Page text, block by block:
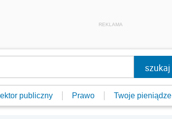
REKLAMA
publiczny Prawo Twoje pieniądze